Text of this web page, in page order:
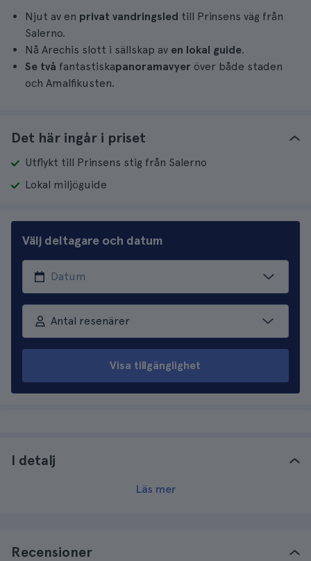
Njut av en privat vandringsled till Prinsens väg från
Salerno.
Nå Arechis slott i sällskap av en lokal guide.
Se två fantastiskapanoramavyer över både staden
och Amalfikusten.
Det här ingår i priset
Utflykt till Prinsens stig från Salerno
Lokal miljöguide
Välj deltagare och datum
Antal resenärer
Visa tillgänglighet
I detalj
Läs mer
Recensioner